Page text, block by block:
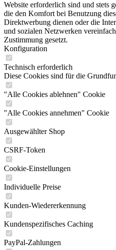
Website erforderlich sind und stets
die den Komfort bei Benutzung
Direktwerbung dienen oder die
und sozialen Netzwerken
Zustimmung gesetzt.
Konfiguration
Technisch erforderlich
Diese Cookies sind für die
"Alle Cookies ablehnen" Cookie
"Alle Cookies annehmen" Cookie
Ausgewählter Shop
CSRF-Token
Cookie-Einstellungen
Individuelle Preise
Kunden-Wiedererkennung
Kundenspezifisches Caching
PayPal-Zahlungen